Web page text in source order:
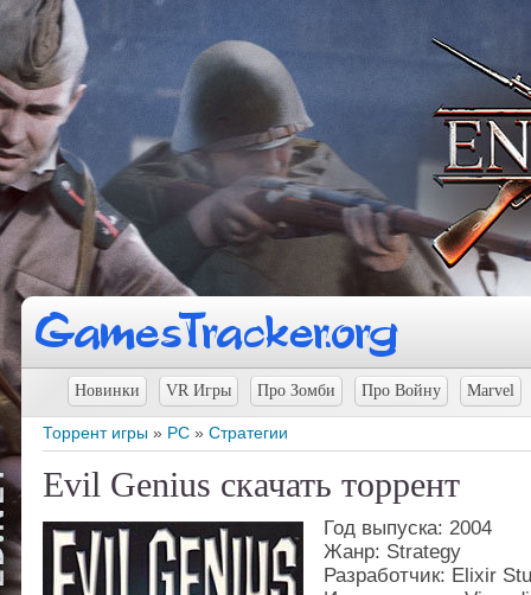
Новинки VR Игры Про Зомби Про Войну Marvel
Торрент игры » PC » Стратегии
Evil Genius скачать торрент
Год выпуска: 2004
Жанр: Strategy
Разработчик: Elixir